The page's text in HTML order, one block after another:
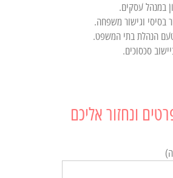
במנהל עסקים.
בסיסי וגישור משפחה.
הנהלת בתי המשפט.
סכסוכים.
ונחזור אליכם